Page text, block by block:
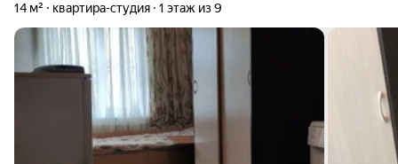
14 м² квартира-студия 1 этаж из 9